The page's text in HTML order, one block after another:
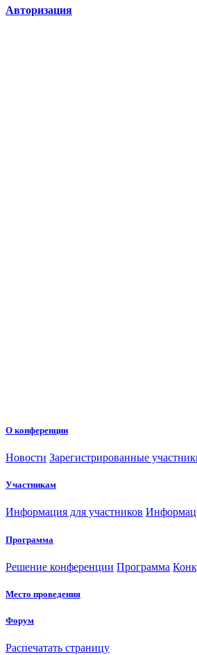
Авторизация
О конференции
Новости Зарегистрированные
Участникам
Информация для участников
Программа
Решение конференции Программа
Место проведения
Форум
Распечатать страницу